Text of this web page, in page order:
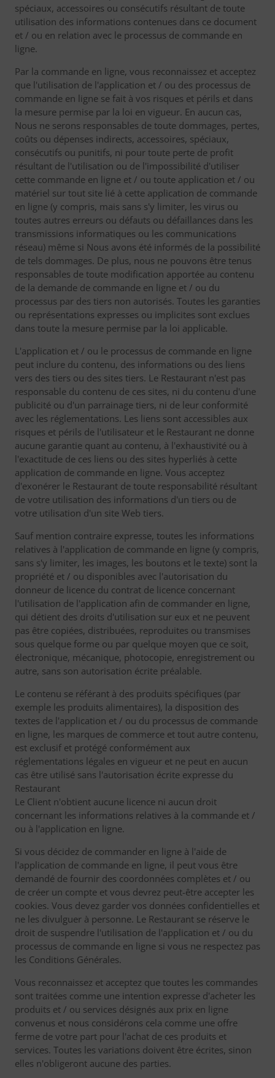
spéciaux, accessoires ou consécutifs résultant de toute
utilisation des informations contenues dans ce document
et / ou en relation avec le processus de commande en
ligne.
Par la commande en ligne, vous reconnaissez et acceptez
que l'utilisation de l'application et / ou des processus de
commande en ligne se fait à vos risques et périls et dans
la mesure permise par la loi en vigueur. En aucun cas,
Nous ne serons responsables de toute dommages, pertes,
coûts ou dépenses indirects, accessoires, spéciaux,
consécutifs ou punitifs, ni pour toute perte de profit
résultant de l'utilisation ou de l'impossibilité d'utiliser
cette commande en ligne et / ou toute application et / ou
matériel sur tout site lié à cette application de commande
en ligne (y compris, mais sans s'y limiter, les virus ou
toutes autres erreurs ou défauts ou défaillances dans les
transmissions informatiques ou les communications
réseau) même si Nous avons été informés de la possibilité
de tels dommages. De plus, nous ne pouvons être tenus
responsables de toute modification apportée au contenu
de la demande de commande en ligne et / ou du
processus par des tiers non autorisés. Toutes les garanties
ou représentations expresses ou implicites sont exclues
dans toute la mesure permise par la loi applicable.
L'application et / ou le processus de commande en ligne
peut inclure du contenu, des informations ou des liens
vers des tiers ou des sites tiers. Le Restaurant n'est pas
responsable du contenu de ces sites, ni du contenu d'une
publicité ou d'un parrainage tiers, ni de leur conformité
avec les réglementations. Les liens sont accessibles aux
risques et périls de l'utilisateur et le Restaurant ne donne
aucune garantie quant au contenu, à l'exhaustivité ou à
l'exactitude de ces liens ou des sites hyperliés à cette
application de commande en ligne. Vous acceptez
d'exonérer le Restaurant de toute responsabilité résultant
de votre utilisation des informations d'un tiers ou de
votre utilisation d'un site Web tiers.
Sauf mention contraire expresse, toutes les informations
relatives à l'application de commande en ligne (y compris,
sans s'y limiter, les images, les boutons et le texte) sont la
propriété et / ou disponibles avec l'autorisation du
donneur de licence du contrat de licence concernant
l'utilisation de l'application afin de commander en ligne,
qui détient des droits d'utilisation sur eux et ne peuvent
pas être copiées, distribuées, reproduites ou transmises
sous quelque forme ou par quelque moyen que ce soit,
électronique, mécanique, photocopie, enregistrement ou
autre, sans son autorisation écrite préalable.
Le contenu se référant à des produits spécifiques (par
exemple les produits alimentaires), la disposition des
textes de l'application et / ou du processus de commande
en ligne, les marques de commerce et tout autre contenu,
est exclusif et protégé conformément aux
réglementations légales en vigueur et ne peut en aucun
cas être utilisé sans l'autorisation écrite expresse du
Restaurant
Le Client n'obtient aucune licence ni aucun droit
concernant les informations relatives à la commande et /
ou à l'application en ligne.
Si vous décidez de commander en ligne à l'aide de
l'application de commande en ligne, il peut vous être
demandé de fournir des coordonnées complètes et / ou
de créer un compte et vous devrez peut-être accepter les
cookies. Vous devez garder vos données confidentielles et
ne les divulguer à personne. Le Restaurant se réserve le
droit de suspendre l'utilisation de l'application et / ou du
processus de commande en ligne si vous ne respectez pas
les Conditions Générales.
Vous reconnaissez et acceptez que toutes les commandes
sont traitées comme une intention expresse d'acheter les
produits et / ou services désignés aux prix en ligne
convenus et nous considérons cela comme une offre
ferme de votre part pour l'achat de ces produits et
services. Toutes les variations doivent être écrites, sinon
elles n'obligeront aucune des parties.